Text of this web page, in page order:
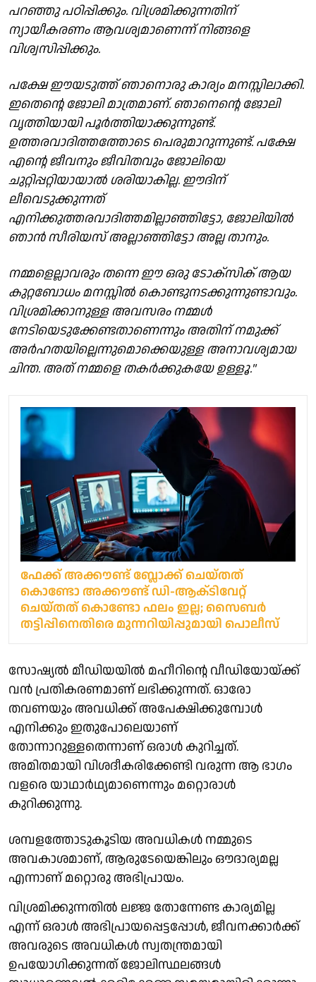
പറഞ്ഞു പഠിപ്പിക്കും. വിശ്രമിക്കുന്നതിന്
ന്യായീകരണം ആവശ്യമാണെന്ന് നിങ്ങളെ
വിശ്വസിപ്പിക്കും.
പക്ഷേ ഈയടുത്ത് ഞാനൊരു കാര്യം മനസ്സിലാക്കി.
ഇതെന്റെ ജോലി മാത്രമാണ്. ഞാനെന്റെ ജോലി
വൃത്തിയായി പൂർത്തിയാക്കുന്നുണ്ട്.
ഉത്തരവാദിത്തത്തോടെ പെരുമാറുന്നുണ്ട്. പക്ഷേ
എന്റെ ജീവനും ജീവിതവും ജോലിയെ
ചുറ്റിപ്പറ്റിയായാൽ ശരിയാകില്ല. ഈദിന്
ലീവെടുക്കുന്നത്
എനിക്കുത്തരവാദിത്തമില്ലാഞ്ഞിട്ടോ, ജോലിയിൽ
ഞാൻ സീരിയസ് അല്ലാഞ്ഞിട്ടോ അല്ല താനും.
നമ്മളെല്ലാവരും തന്നെ ഈ ഒരു ടോക്സിക് ആയ
കുറ്റബോധം മനസ്സിൽ കൊണ്ടുനടക്കുന്നുണ്ടാവും.
വിശ്രമിക്കാനുള്ള അവസരം നമ്മൾ
നേടിയെടുക്കേണ്ടതാണെന്നും അതിന് നമുക്ക്
അർഹതയില്ലെന്നുമൊക്കെയുള്ള അനാവശ്യമായ
ചിന്ത. അത് നമ്മളെ തകർക്കുകയേ ഉള്ളൂ."
ഫേക്ക് അക്കൗണ്ട് ബ്ലോക്ക് ചെയ്‌തത്
കൊണ്ടോ അക്കൗണ്ട് ഡി-ആക്‌ടിവേറ്റ്
ചെയ്‌തത് കൊണ്ടോ ഫലം ഇല്ല; സൈബര്‍
തട്ടിപ്പിനെതിരെ മുന്നറിയിപ്പുമായി പൊലീസ്
സോഷ്യൽ മീഡിയയിൽ മഹീറിന്റെ വീഡിയോയ്ക്ക്
വൻ പ്രതികരണമാണ് ലഭിക്കുന്നത്. ഓരോ
തവണയും അവധിക്ക് അപേക്ഷിക്കുമ്പോൾ
എനിക്കും ഇതുപോലെയാണ്
തോന്നാറുള്ളതെന്നാണ് ഒരാൾ കുറിച്ചത്.
അമിതമായി വിശദീകരിക്കേണ്ടി വരുന്ന ആ ഭാഗം
വളരെ യാഥാർഥ്യമാണെന്നും മറ്റൊരാൾ
കുറിക്കുന്നു.
ശമ്പളത്തോടുകൂടിയ അവധികൾ നമ്മുടെ
അവകാശമാണ്, ആരുടേയെങ്കിലും ഔദാര്യമല്ല
എന്നാണ് മറ്റൊരു അഭിപ്രായം.
വിശ്രമിക്കുന്നതിൽ ലജ്ജ തോന്നേണ്ട കാര്യമില്ല
എന്ന് ഒരാൾ അഭിപ്രായപ്പെട്ടപ്പോൾ, ജീവനക്കാർക്ക്
അവരുടെ അവധികൾ സ്വതന്ത്രമായി
ഉപയോഗിക്കുന്നത് ജോലിസ്ഥലങ്ങൾ